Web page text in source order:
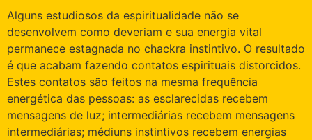
Alguns estudiosos da espiritualidade não se
desenvolvem como deveriam e sua energia vital
permanece estagnada no chackra instintivo. O resultado
é que acabam fazendo contatos espirituais distorcidos.
Estes contatos são feitos na mesma frequência
energética das pessoas: as esclarecidas recebem
mensagens de luz; intermediárias recebem mensagens
intermediárias; médiuns instintivos recebem energias